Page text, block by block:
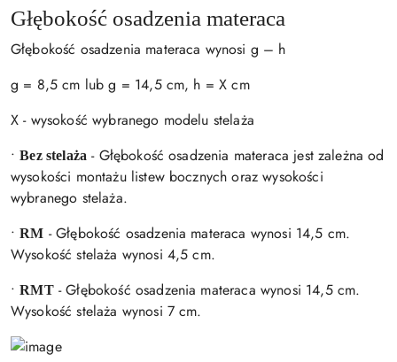
Głębokość osadzenia materaca
Głębokość osadzenia materaca wynosi g – h
g = 8,5 cm lub g = 14,5 cm, h = X cm
X - wysokość wybranego modelu stelaża
•Bez stelaża - Głębokość osadzenia materaca jest zależna od
wysokości montażu listew bocznych oraz wysokości
wybranego stelaża.
•RM - Głębokość osadzenia materaca wynosi 14,5 cm.
Wysokość stelaża wynosi 4,5 cm.
•RMT- Głębokość osadzenia materaca wynosi 14,5 cm.
Wysokość stelaża wynosi 7 cm.